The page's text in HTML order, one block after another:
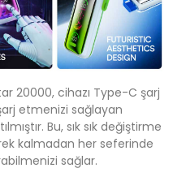
20000, cihazı Type-C şarj
etmenizi sağlayan
Bu, sık sık değiştirme
kalmadan her seferinde
sağlar.